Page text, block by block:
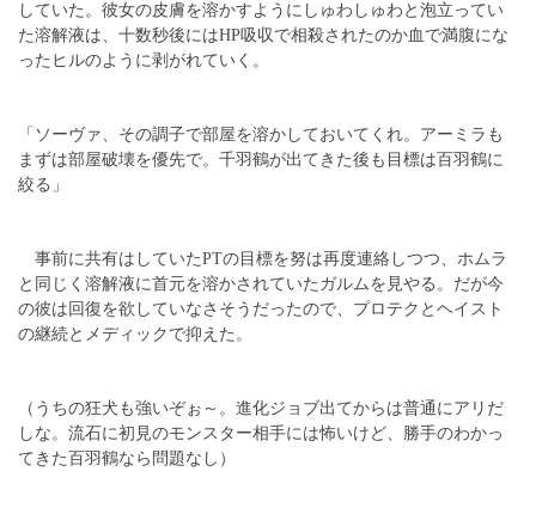
していた。彼女の皮膚を溶かすようにしゅわしゅわと泡立ってい
た溶解液は、十数秒後にはHP吸収で相殺されたのか血で満腹にな
ったヒルのように剥がれていく。
「ソーヴァ、その調子で部屋を溶かしておいてくれ。アーミラも
まずは部屋破壊を優先で。千羽鶴が出てきた後も目標は百羽鶴に
絞る」
事前に共有はしていたPTの目標を努は再度連絡しつつ、ホムラ
と同じく溶解液に首元を溶かされていたガルムを見やる。だが今
の彼は回復を欲していなさそうだったので、プロテクとヘイスト
の継続とメディックで抑えた。
（うちの狂犬も強いぞぉ～。進化ジョブ出てからは普通にアリだ
しな。流石に初見のモンスター相手には怖いけど、勝手のわかっ
てきた百羽鶴なら問題なし）